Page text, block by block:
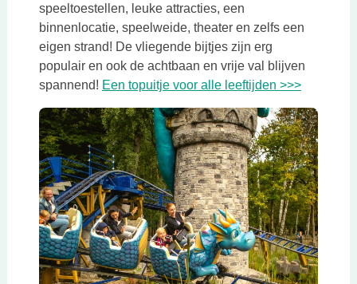
speeltoestellen, leuke attracties, een
binnenlocatie, speelweide, theater en zelfs een
eigen strand! De vliegende bijtjes zijn erg
populair en ook de achtbaan en vrije val blijven
spannend! Een topuitje voor alle leeftijden >>>Deze link